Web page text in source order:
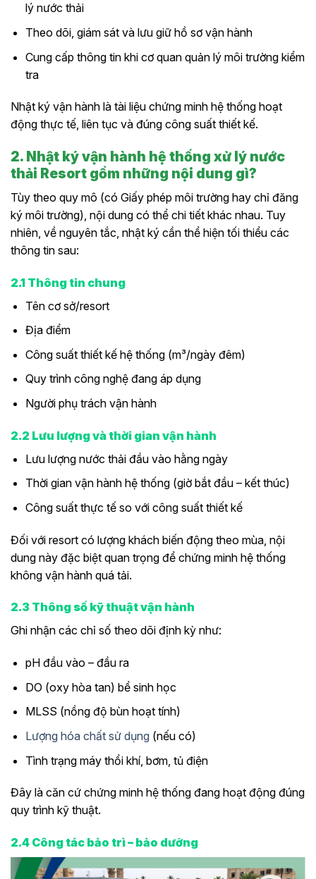
lý nước thải
Theo dõi, giám sát và lưu giữ hồ sơ vận hành
Cung cấp thông tin khi cơ quan quản lý môi trường kiểm
tra
Nhật ký vận hành là tài liệu chứng minh hệ thống hoạt
động thực tế, liên tục và đúng công suất thiết kế.
2. Nhật ký vận hành hệ thống xử lý nước
thải Resort gồm những nội dung gì?
Tùy theo quy mô (có Giấy phép môi trường hay chỉ đăng
ký môi trường), nội dung có thể chi tiết khác nhau. Tuy
nhiên, về nguyên tắc, nhật ký cần thể hiện tối thiểu các
thông tin sau:
2.1 Thông tin chung
Tên cơ sở/resort
Địa điểm
Công suất thiết kế hệ thống (m³/ngày đêm)
Quy trình công nghệ đang áp dụng
Người phụ trách vận hành
2.2 Lưu lượng và thời gian vận hành
Lưu lượng nước thải đầu vào hằng ngày
Thời gian vận hành hệ thống (giờ bắt đầu – kết thúc)
Công suất thực tế so với công suất thiết kế
Đối với resort có lượng khách biến động theo mùa, nội
dung này đặc biệt quan trọng để chứng minh hệ thống
không vận hành quá tải.
2.3 Thông số kỹ thuật vận hành
Ghi nhận các chỉ số theo dõi định kỳ như:
pH đầu vào – đầu ra
DO (oxy hòa tan) bể sinh học
MLSS (nồng độ bùn hoạt tính)
Lượng hóa chất sử dụng (nếu có)
Tình trạng máy thổi khí, bơm, tủ điện
Đây là căn cứ chứng minh hệ thống đang hoạt động đúng
quy trình kỹ thuật.
2.4 Công tác bảo trì – bảo dưỡng